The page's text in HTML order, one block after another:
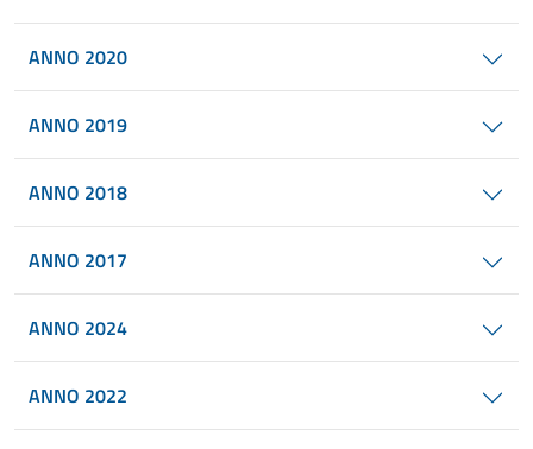
ANNO 2020
ANNO 2019
ANNO 2018
ANNO 2017
ANNO 2024
ANNO 2022